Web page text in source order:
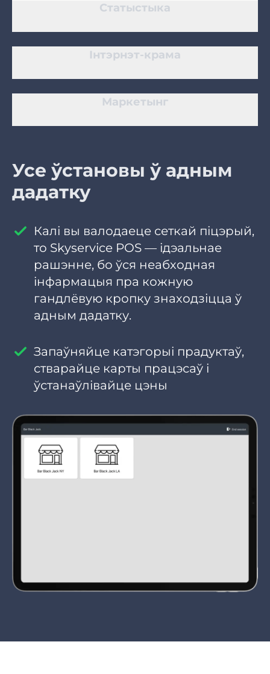
Статыстыка
Інтэрнэт-крама
Маркетынг
Усе ўстановы ў адным
дадатку
Калі вы валодаеце сеткай піцэрый,
то Skyservice POS — ідэальнае
рашэнне, бо ўся неабходная
інфармацыя пра кожную
гандлёвую кропку знаходзіцца ў
адным дадатку.
Запаўняйце катэгорыі прадуктаў,
стварайце карты працэсаў і
ўстанаўлівайце цэны